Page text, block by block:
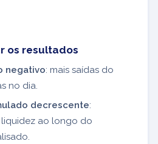
os resultados
negativo: mais saídas do
no dia.
decrescente:
ao longo do